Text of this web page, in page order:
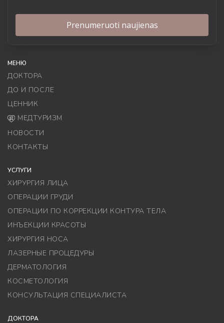
МЕНЮ
ДОКТОРА
ДО И ПОСЛЕ
ЦЕННИК
МЕДТУРИЗМ
НОВОСТИ
КОНТАКТЫ
УСЛУГИ
ХИРУРГИЯ ЛИЦА
ОПЕРАЦИИ ГРУДИ
ОПЕРАЦИИ ПО КОРРЕКЦИИ КОНТУРА ТЕЛА
ИНЪЕКЦИИ КРАСОТЫ
ХИРУРГИЯ НОСА
ЛАЗЕРНЫЕ ПРОЦЕДУРЫ
ДЕРМАТОЛОГИЯ
КОСМЕТОЛОГИЯ
КОНСУЛЬТАЦИЯ СПЕЦИАЛИСТА
ДОКТОРА